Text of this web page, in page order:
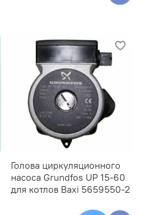
Голова циркуляционного
насоса Grundfos UP 15-60
для котлов Baxi 5659550-2